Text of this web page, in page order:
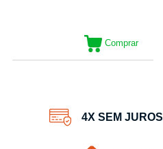
Comprar
4X SEM JUROS